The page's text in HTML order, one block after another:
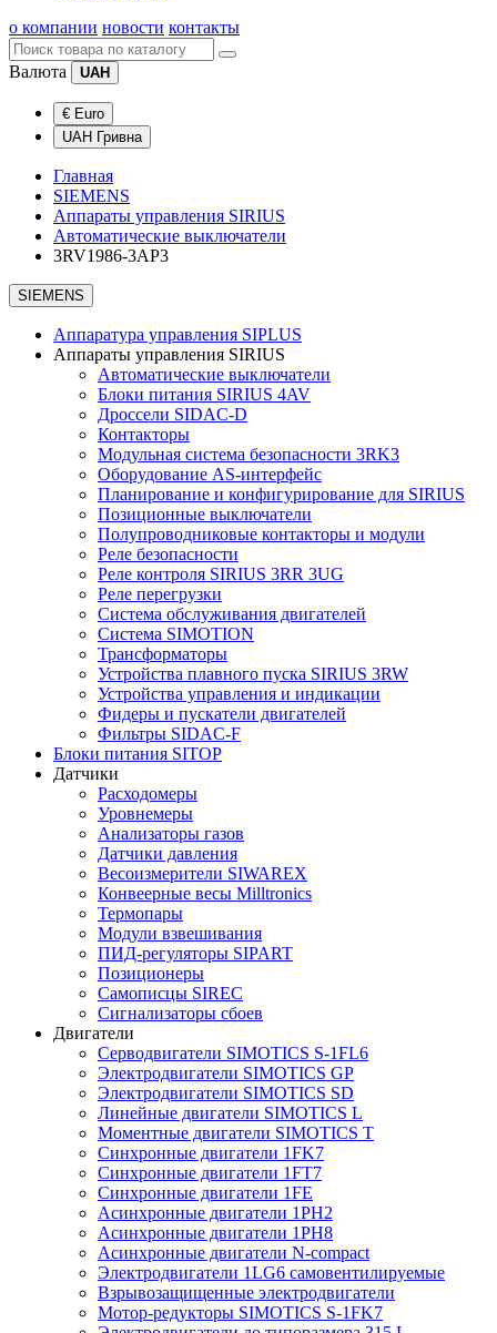
о компании новости контакты
Валюта UAH
€ Euro
UAH Гривна
Главная
SIEMENS
Аппараты управления SIRIUS
Автоматические выключатели
3RV1986-3AP3
SIEMENS
Аппаратура управления SIPLUS
Аппараты управления SIRIUS
Автоматические выключатели
Блоки питания SIRIUS 4AV
Дроссели SIDAC-D
Контакторы
Модульная система безопасности 3RK3
Оборудование AS-интерфейс
Планирование и конфигурирование для SIRIUS
Позиционные выключатели
Полупроводниковые контакторы и модули
Реле безопасности
Реле контроля SIRIUS 3RR 3UG
Реле перегрузки
Сиcтема обслуживания двигателей
Система SIMOTION
Трансформаторы
Устройства плавного пуска SIRIUS 3RW
Устройства управления и индикации
Фидеры и пускатели двигателей
Фильтры SIDAC-F
Блоки питания SITOP
Датчики
Расходомеры
Уровнемеры
Анализаторы газов
Датчики давления
Весоизмерители SIWAREX
Конвеерные весы Milltronics
Термопары
Модули взвешивания
ПИД-регуляторы SIPART
Позиционеры
Самописцы SIREC
Сигнализаторы сбоев
Двигатели
Серводвигатели SIMOTICS S-1FL6
Электродвигатели SIMOTICS GP
Электродвигатели SIMOTICS SD
Линейные двигатели SIMOTICS L
Моментные двигатели SIMOTICS T
Синхронные двигатели 1FK7
Синхронные двигатели 1FT7
Синхронные двигатели 1FE
Асинхронные двигатели 1PH2
Асинхронные двигатели 1PH8
Асинхронные двигатели N-compact
Электродвигатели 1LG6 cамовентилируемые
Взрывозащищенные электродвигатели
Мотор-редукторы SIMOTICS S-1FK7